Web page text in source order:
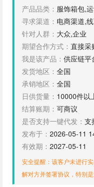
产品品类： 服饰箱包,
寻求渠道： 电商渠道,
针对人群： 大众,企业
期望合作方式： 直接采
我是该产品： 供应链平
发货地区： 全国
承销地区： 全国
日供货量： 10000件以
结算账期： 可商议
是否支持一键代发： 支
发布于： 2026-05-11
有效期： 2027-05-11
安全提醒：该客户未进行
解对方并签署协议，特别